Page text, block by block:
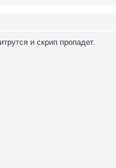
и скрип пропадет.